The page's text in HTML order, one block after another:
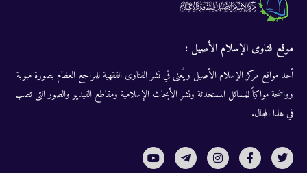
موقع فتاوى الإسلام الأصيل :
أحد مواقع مركز الإسلام الأصيل ويُعنى في نشر الفتاوى الفقهية للمراجع العظام بصورة مبوبة
وواضحة مواكباً للمسائل المستحدثة ونشر الأبحاث الإسلامية ومقاطع الفيديو والصور التى تصب
في هذا المجال.